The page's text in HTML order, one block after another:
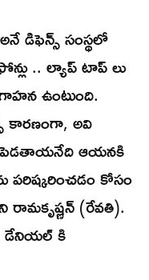
డిఫెన్స్ సంస్థలో
.. ల్యాప్ టాప్ లు
ఉంటుంది.
అవి
ఆయనకి
పరిష్కరించడం కోసం
రామకృష్ణన్ (రేవతి).
కి